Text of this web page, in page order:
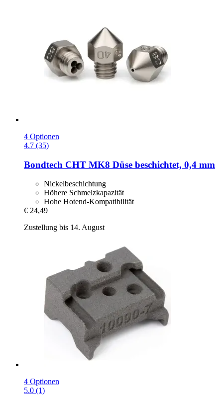
4 Optionen
4.7 (35)
Bondtech CHT MK8 Düse beschichtet, 0,4 mm
Nickelbeschichtung
Höhere Schmelzkapazität
Hohe Hotend-Kompatibilität
€ 24,49
Zustellung bis 14. August
4 Optionen
5.0 (1)